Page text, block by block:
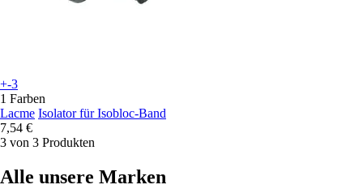
+-3
1 Farben
Lacme Isolator für Isobloc-Band
7,54 €
3 von 3 Produkten
Alle unsere Marken